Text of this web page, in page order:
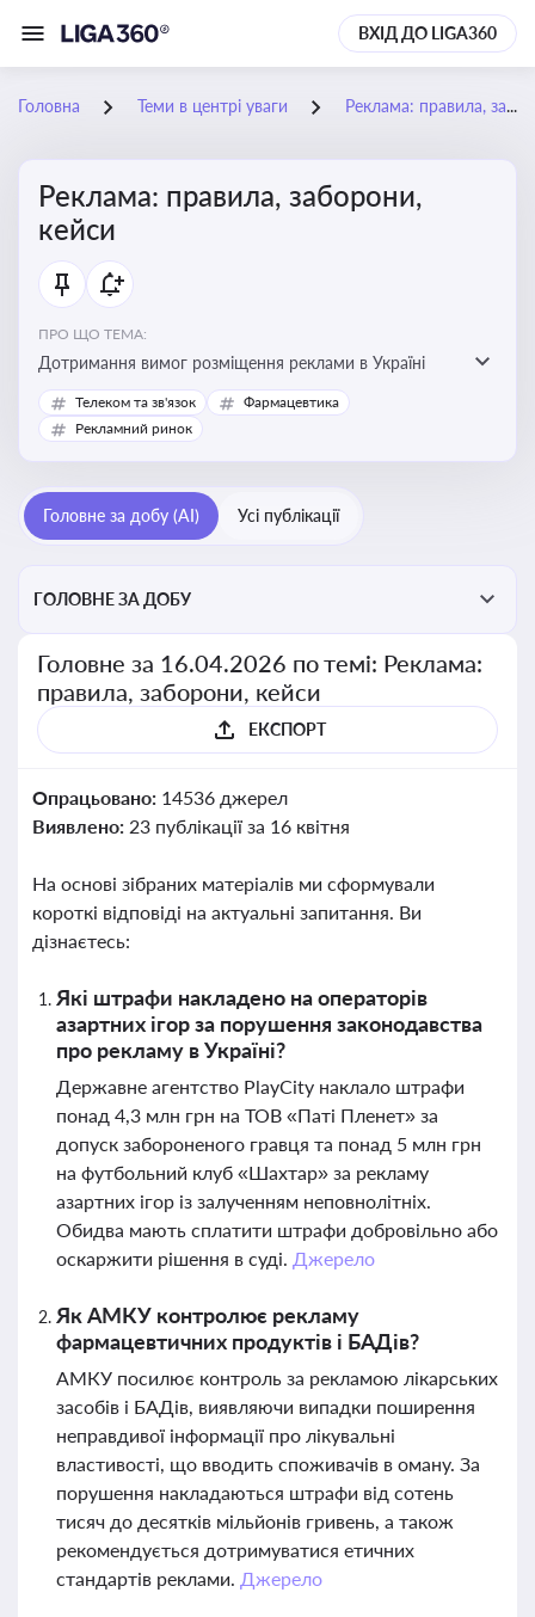
ВХІД ДО LIGA360
Головна Теми в центрі уваги Реклама: правила, заборони, кейси
Реклама: правила, заборони,
кейси
ПРО ЩО ТЕМА:
Дотримання вимог розміщення реклами в Україні
Телеком та зв'язок
Фармацевтика
Рекламний ринок
Головне за добу (AI) Усі публікації
ГОЛОВНЕ ЗА ДОБУ
Головне за 16.04.2026 по темі: Реклама:
правила, заборони, кейси
ЕКСПОРТ
Опрацьовано: 14536 джерел
Виявлено: 23 публікації за 16 квітня
На основі зібраних матеріалів ми сформували
короткі відповіді на актуальні запитання. Ви
дізнаєтесь:
Які штрафи накладено на операторів
азартних ігор за порушення законодавства
про рекламу в Україні?
Державне агентство PlayCity наклало штрафи
понад 4,3 млн грн на ТОВ «Паті Пленет» за
допуск забороненого гравця та понад 5 млн грн
на футбольний клуб «Шахтар» за рекламу
азартних ігор із залученням неповнолітніх.
Обидва мають сплатити штрафи добровільно або
оскаржити рішення в суді. Джерело
Як АМКУ контролює рекламу
фармацевтичних продуктів і БАДів?
АМКУ посилює контроль за рекламою лікарських
засобів і БАДів, виявляючи випадки поширення
неправдивої інформації про лікувальні
властивості, що вводить споживачів в оману. За
порушення накладаються штрафи від сотень
тисяч до десятків мільйонів гривень, а також
рекомендується дотримуватися етичних
стандартів реклами. Джерело